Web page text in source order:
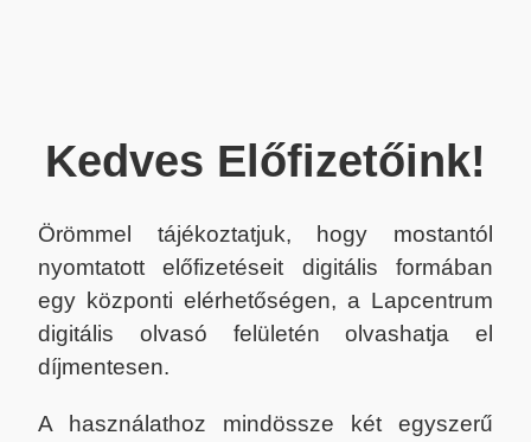
Kedves Előfizetőink!
Örömmel tájékoztatjuk, hogy mostantól
nyomtatott előfizetéseit digitális formában
egy központi elérhetőségen, a Lapcentrum
digitális olvasó felületén olvashatja el
díjmentesen.
A használathoz mindössze két egyszerű